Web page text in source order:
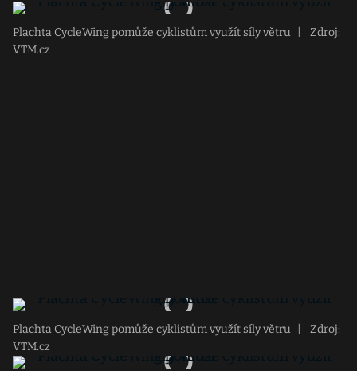
Plachta CycleWing pomůže cyklistům využít síly větru
Zdroj:
VTM.cz
Plachta CycleWing pomůže cyklistům využít síly větru
Zdroj:
VTM.cz